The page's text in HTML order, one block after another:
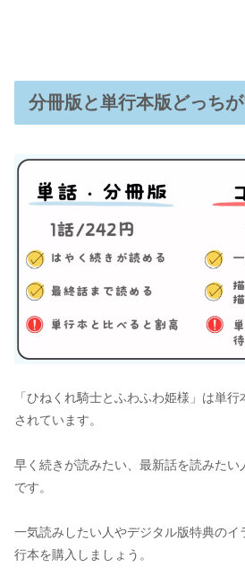
分冊版と単行本版どっちが
「ひねくれ騎士とふわふわ姫様」は単
されています。
早く続きが読みたい、最新話を読みたい
です。
一気読みしたい人やデジタル版特典の
行本を購入しましょう。